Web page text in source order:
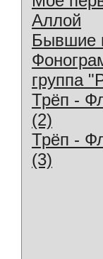
Аллой
Бывшие
группа
Трёп -
(2)
Трёп -
(3)